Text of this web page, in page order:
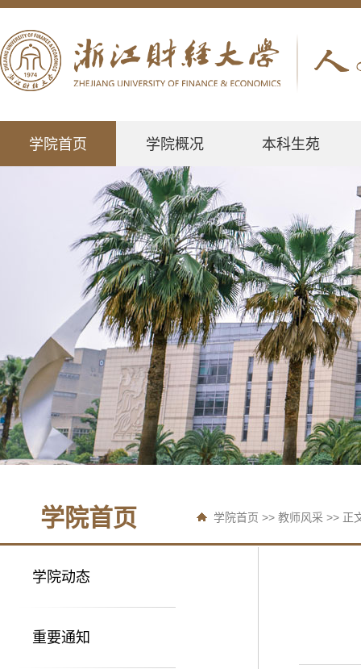
学院首页 学院概况 本科生苑
学院首页 学院首页 >> 教师风采 >> 正
学院动态
重要通知